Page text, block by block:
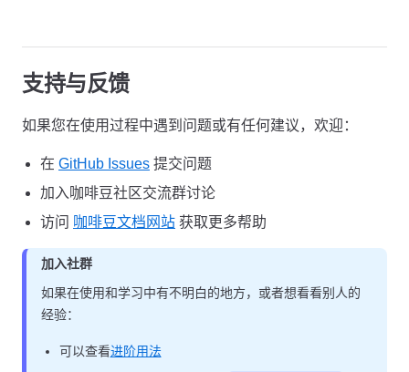
支持与反馈
如果您在使用过程中遇到问题或有任何建议，欢迎：
在 GitHub Issues 提交问题
加入咖啡豆社区交流群讨论
访问 咖啡豆文档网站 获取更多帮助
加入社群
如果在使用和学习中有不明白的地方，或者想看看别人的
经验：
可以查看进阶用法